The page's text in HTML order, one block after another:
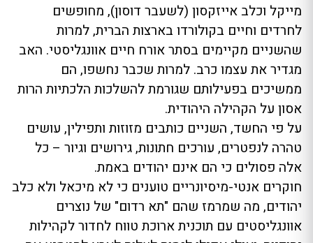
מייקל וכלב אייזקסון (לשעבר דוסון), מחופשים
לחרדים וחיים בקולורדו בארצות הברית, למרות
שהשניים מקיימים בסתר אורח חיים אוונגליסטי. האב
מגדיר את עצמו כרב. למרות שכבר נחשפו, הם
ממשיכים בפעילותם שגורמת להשלכות הלכתיות הרות
אסון על הקהילה היהודית.
על פי החשד, השניים כותבים מזוזות ותפילין, עושים
טהרה לנפטרים, עורכים חתונות, גירושים וגיור – כל
אלה פסולים כי הם אינם יהודים באמת.
חוקרים אנטי-מיסיונריים טוענים כי לא מיכאל ולא כלב
יהודים, מה שמרמז שהם "תא רדום" של נוצרים
אוונגליסטים עם תוכנית ארוכת טווח לחדור לקהילות